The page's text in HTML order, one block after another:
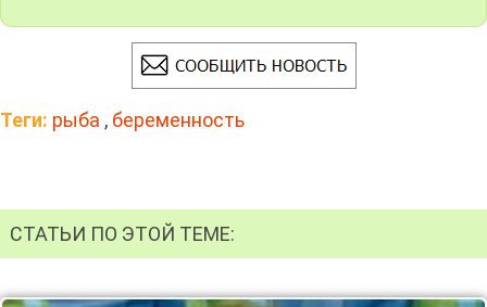
Теги: рыба , беременность
СТАТЬИ ПО ЭТОЙ ТЕМЕ: